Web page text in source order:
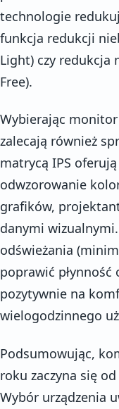
technologie
funkcja redukcji
Light) czy redukcja
Free).
Wybierając
zalecają również
matrycą IPS
odwzorowanie
grafików,
danymi
odświeżania
poprawić płynność
pozytywnie na
wielogodzinnego
Podsumowując,
roku zaczyna się
Wybór urządzenia